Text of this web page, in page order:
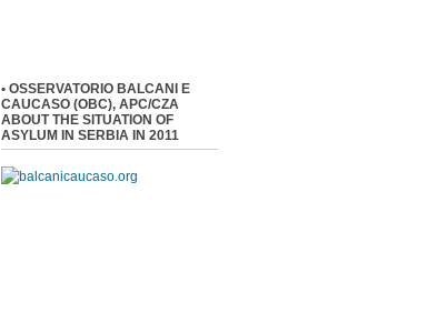
• OSSERVATORIO BALCANI E
CAUCASO (OBC), APC/CZA
ABOUT THE SITUATION OF
ASYLUM IN SERBIA IN 2011